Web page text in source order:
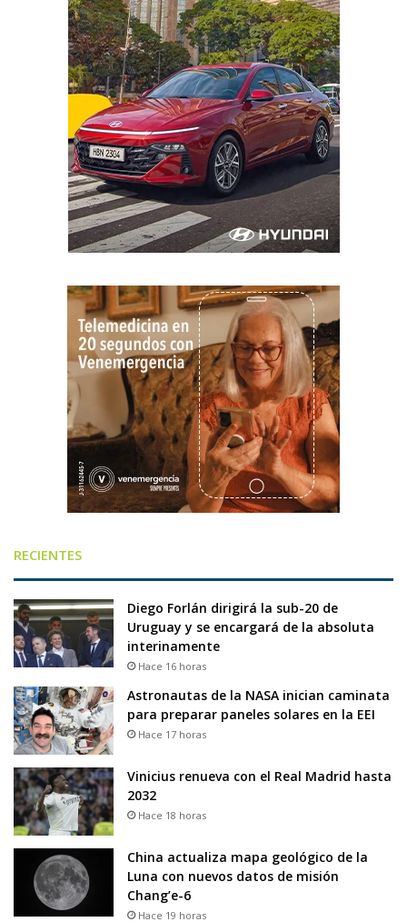
RECIENTES
Diego Forlán dirigirá la sub-20 de
Uruguay y se encargará de la absoluta
interinamente
Hace 16 horas
Astronautas de la NASA inician caminata
para preparar paneles solares en la EEI
Hace 17 horas
Vinicius renueva con el Real Madrid hasta
2032
Hace 18 horas
China actualiza mapa geológico de la
Luna con nuevos datos de misión
Chang’e-6
Hace 19 horas